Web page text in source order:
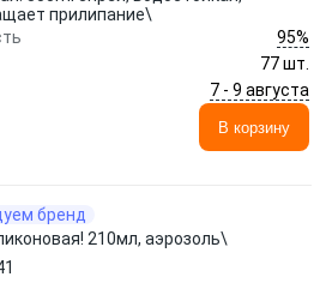
прилипание\
95%
77 шт.
7 - 9 августа
В корзину
бренд
210мл, аэрозоль\